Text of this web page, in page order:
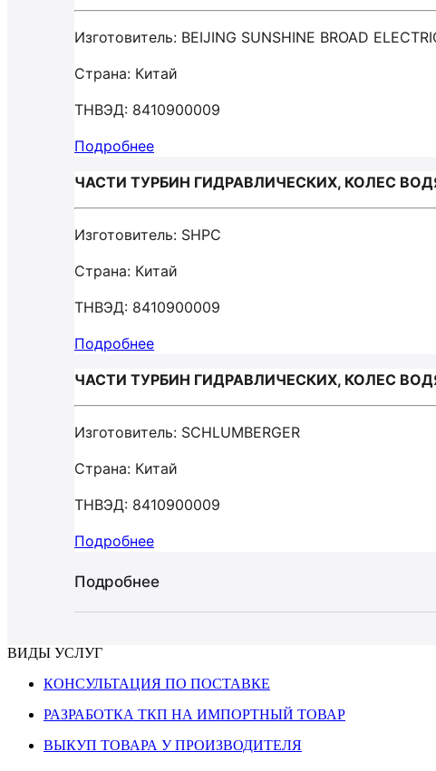
Изготовитель: BEIJING SUNSHINE BROAD
Страна: Китай
ТНВЭД: 8410900009
Подробнее
ЧАСТИ ТУРБИН ГИДРАВЛИЧЕСКИХ, КОЛЕС
Изготовитель: SHPC
Страна: Китай
ТНВЭД: 8410900009
Подробнее
ЧАСТИ ТУРБИН ГИДРАВЛИЧЕСКИХ, КОЛЕС
Изготовитель: SCHLUMBERGER
Страна: Китай
ТНВЭД: 8410900009
Подробнее
Подробнее
ВИДЫ УСЛУГ
КОНСУЛЬТАЦИЯ ПО ПОСТАВКЕ
РАЗРАБОТКА ТКП НА ИМПОРТНЫЙ ТОВАР
ВЫКУП ТОВАРА У ПРОИЗВОДИТЕЛЯ